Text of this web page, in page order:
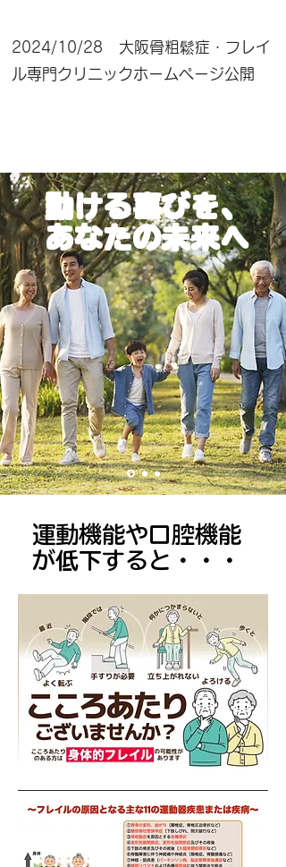
2024/10/28 大阪骨粗鬆症・フレイ
ル専門クリニックホームページ公開
動ける喜びを、
あなたの未来へ
​運動機能や口腔機能
が低下すると・・・